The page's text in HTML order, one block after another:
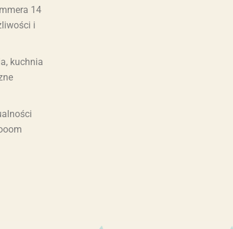
14
i
kuchnia